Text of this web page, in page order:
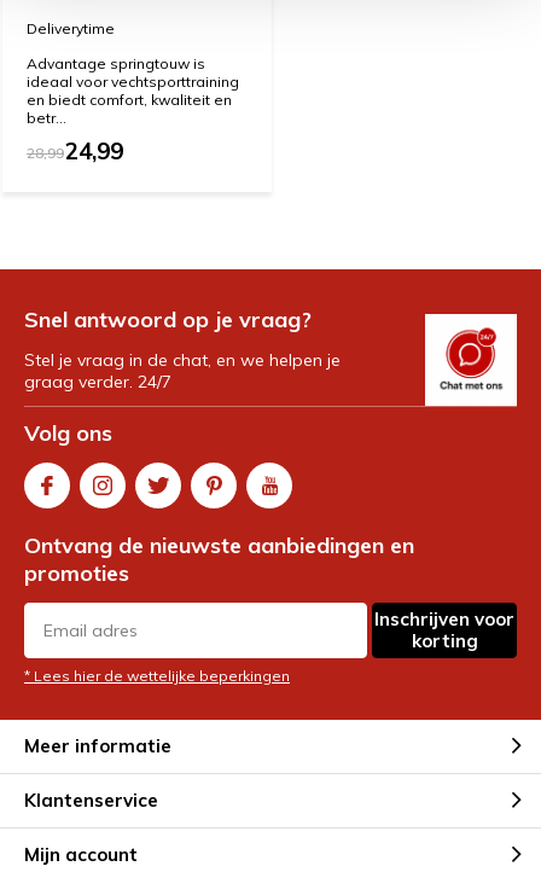
Deliverytime
Advantage springtouw is
ideaal voor vechtsporttraining
en biedt comfort, kwaliteit en
betr...
28,9924,99
Snel antwoord op je vraag?
Stel je vraag in de chat, en we helpen je
graag verder. 24/7
Volg ons
Ontvang de nieuwste aanbiedingen en
promoties
Inschrijven voor
korting
* Lees hier de wettelijke beperkingen
Meer informatie
Klantenservice
Mijn account